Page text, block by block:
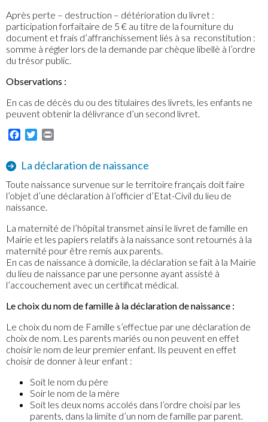
Après perte – destruction – détérioration du livret :
participation forfaitaire de 5 € au titre de la fourniture du
document et frais d’affranchissement liés à sa reconstitution :
somme à régler lors de la demande par chèque libellè à l’ordre
du trésor public.
Observations :
En cas de décès du ou des titulaires des livrets, les enfants ne
peuvent obtenir la délivrance d’un second livret.
Facebook
Twitter
La déclaration de naissance
Toute naissance survenue sur le territoire français doit faire
l’objet d’une déclaration à l’officier d’Etat-Civil du lieu de
naissance.
La maternité de l’hôpital transmet ainsi le livret de famille en
Mairie et les papiers relatifs à la naissance sont retournés à la
maternité pour être remis aux parents.
En cas de naissance à domicile, la déclaration se fait à la Mairie
du lieu de naissance par une personne ayant assisté à
l’accouchement avec un certificat médical.
Le choix du nom de famille à la déclaration de naissance :
Le choix du nom de Famille s’effectue par une déclaration de
choix de nom. Les parents mariés ou non peuvent en effet
choisir le nom de leur premier enfant. Ils peuvent en effet
choisir de donner à leur enfant :
Soit le nom du père
Soir le nom de la mère
Soit les deux noms accolés dans l’ordre choisi par les
parents, dans la limite d’un nom de famille par parent.